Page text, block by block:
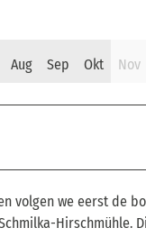
Aug Sep Okt Nov
volgen we eerst de
Hirschmühle.